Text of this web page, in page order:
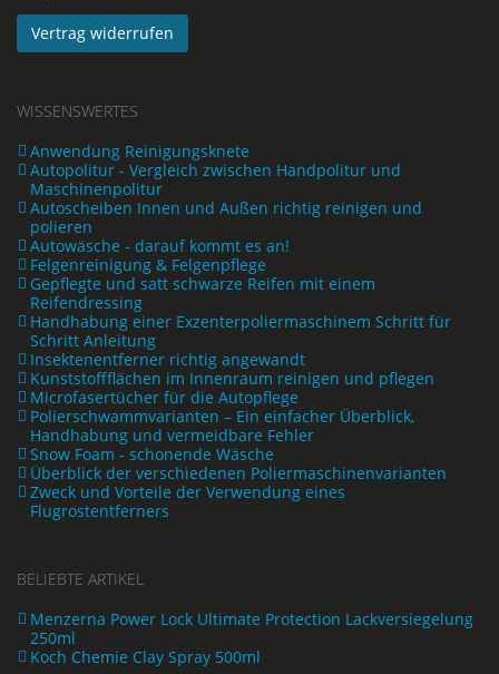
Vertrag widerrufen
WISSENSWERTES
Anwendung Reinigungsknete
Autopolitur - Vergleich zwischen Handpolitur und
Maschinenpolitur
Autoscheiben Innen und Außen richtig reinigen und
polieren
Autowäsche - darauf kommt es an!
Felgenreinigung & Felgenpflege
Gepflegte und satt schwarze Reifen mit einem
Reifendressing
Handhabung einer Exzenterpoliermaschinem Schritt für
Schritt Anleitung
Insektenentferner richtig angewandt
Kunststoffflächen im Innenraum reinigen und pflegen
Microfasertücher für die Autopflege
Polierschwammvarianten – Ein einfacher Überblick,
Handhabung und vermeidbare Fehler
Snow Foam - schonende Wäsche
Überblick der verschiedenen Poliermaschinenvarianten
Zweck und Vorteile der Verwendung eines
Flugrostentferners
BELIEBTE ARTIKEL
Menzerna Power Lock Ultimate Protection Lackversiegelung
250ml
Koch Chemie Clay Spray 500ml